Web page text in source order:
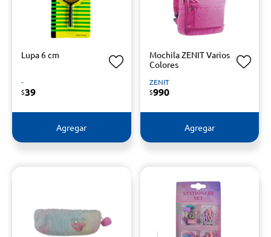
Lupa 6 cm
-
$39
Agregar
Mochila ZENIT Varios
Colores
ZENIT
$990
Agregar